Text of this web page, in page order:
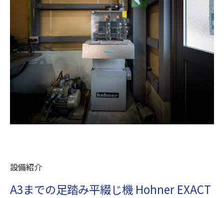
設備紹介
A3までの足踏み平綴じ機 Hohner EXACT